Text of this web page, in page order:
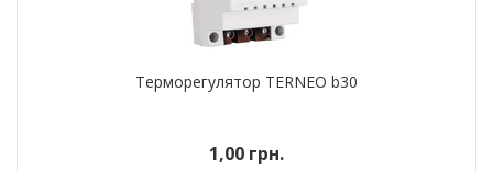
Терморегулятор TERNEO b30
1,00 грн.